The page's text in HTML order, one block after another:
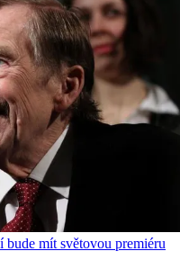
mít světovou premiéru